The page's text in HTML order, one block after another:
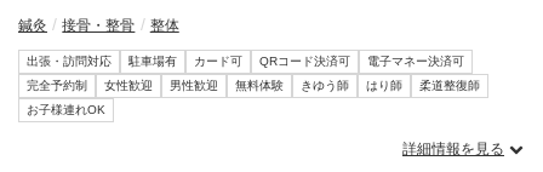
鍼灸 接骨・整骨 整体
出張・訪問対応 駐車場有 カード可 QRコード決済可
電子マネー決済可
完全予約制
女性歓迎 男性歓迎 無料体験 きゆう師 はり師
柔道整復師
お子様連れOK
詳細情報を見る